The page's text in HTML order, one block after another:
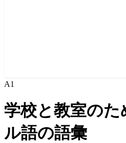
A1
学校と教室の
ル語の語彙